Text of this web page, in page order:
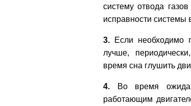
систему отвода
исправности системы
3. Если необходимо
лучше,
время сна глушить
4. Во время
работающим